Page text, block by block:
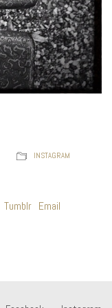
INSTAGRAM
Tumblr Email